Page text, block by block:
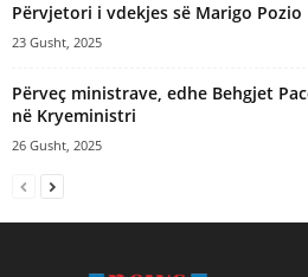
​Përvjetori i vdekjes së Marigo Pozio
23 Gusht, 2025
Përveç ministrave, edhe Behgjet
në Kryeministri
26 Gusht, 2025